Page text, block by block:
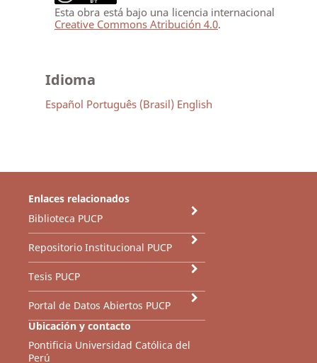
Esta obra está bajo una licencia internacional
Creative Commons Atribución 4.0.
Idioma
Español Português (Brasil) English
Enlaces relacionados
Biblioteca PUCP
Repositorio Institucional PUCP
Tesis PUCP
Portal de Datos Abiertos PUCP
Ubicación y contacto
Pontificia Universidad Católica del
Perú